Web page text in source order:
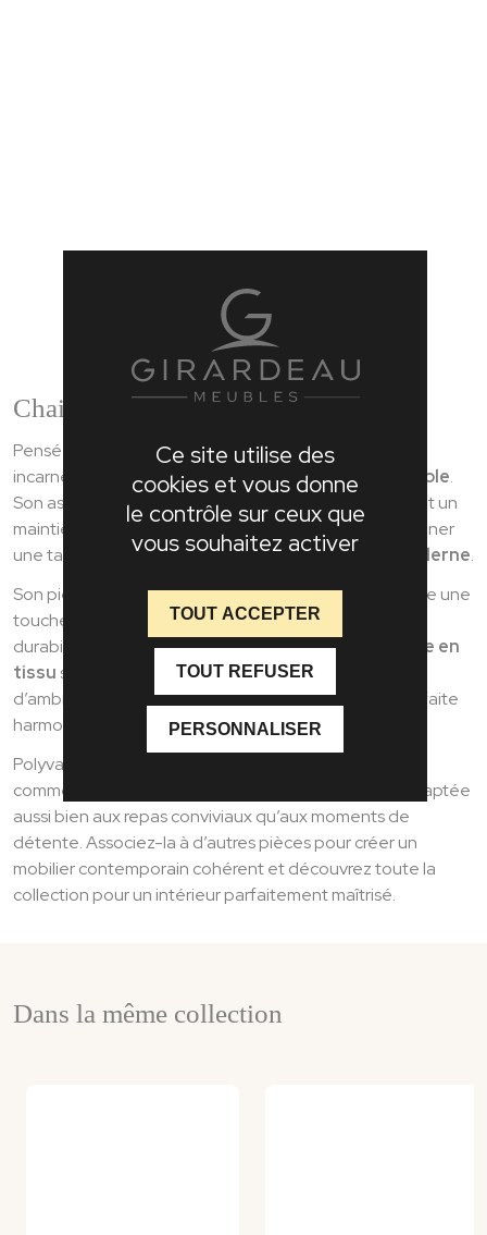
Chaise Emma : chaise design en tissu
Pensée pour sublimer votre intérieur, la chaise Emma
incarne parfaitement lachaise de cuisine confortable.
Son assise en tissu et son dossier ergonomique offrent un
maintien agréable au quotidien, idéal pour accompagner
une table de repas ou unetable salle à manger moderne.
Son piètement en métal époxy gris anthracite apporte une
touche contemporaine tout en assurant stabilité et
durabilité. Disponible en plusieurs coloris, cette
chaise en
tissu s’intègre facilement dans différents styles
d’ambiance, du plus épuré au plus chaleureux, en parfaite
harmonie avec vos meubles modernes.
Polyvalente et esthétique, la chaise Emma s’impose
comme une
, adaptée
aussi bien aux repas conviviaux qu’aux moments de
détente. Associez-la à d’autres pièces pour créer un
mobilier contemporain cohérent et découvrez toute la
collection pour un intérieur parfaitement maîtrisé.
Dans la même collection
Ce site utilise des
cookies et vous donne
le contrôle sur ceux que
vous souhaitez activer
TOUT ACCEPTER
TOUT REFUSER
PERSONNALISER